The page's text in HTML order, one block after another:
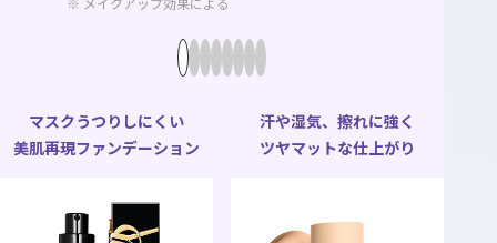
マスクうつりしにくい
美肌再現ファンデーション
汗や湿気、擦れに強く
ツヤマットな仕上がり